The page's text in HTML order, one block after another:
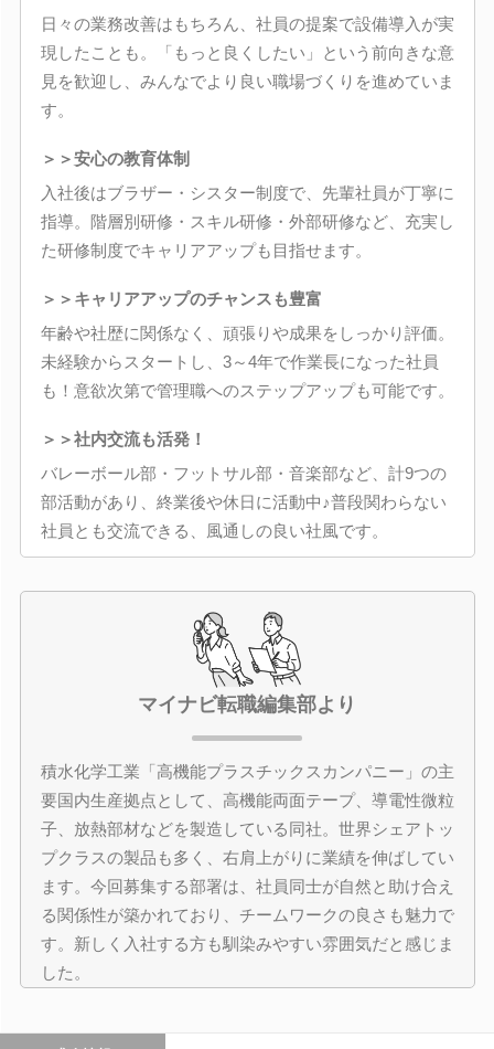
日々の業務改善はもちろん、社員の提案で設備導入が実
現したことも。「もっと良くしたい」という前向きな意
見を歓迎し、みんなでより良い職場づくりを進めていま
す。
＞＞安心の教育体制
入社後はブラザー・シスター制度で、先輩社員が丁寧に
指導。階層別研修・スキル研修・外部研修など、充実し
た研修制度でキャリアアップも目指せます。
＞＞キャリアアップのチャンスも豊富
年齢や社歴に関係なく、頑張りや成果をしっかり評価。
未経験からスタートし、3～4年で作業長になった社員
も！意欲次第で管理職へのステップアップも可能です。
＞＞社内交流も活発！
バレーボール部・フットサル部・音楽部など、計9つの
部活動があり、終業後や休日に活動中♪普段関わらない
社員とも交流できる、風通しの良い社風です。
マイナビ転職編集部より
積水化学工業「高機能プラスチックスカンパニー」の主
要国内生産拠点として、高機能両面テープ、導電性微粒
子、放熱部材などを製造している同社。世界シェアトッ
プクラスの製品も多く、右肩上がりに業績を伸ばしてい
ます。今回募集する部署は、社員同士が自然と助け合え
る関係性が築かれており、チームワークの良さも魅力で
す。新しく入社する方も馴染みやすい雰囲気だと感じま
した。